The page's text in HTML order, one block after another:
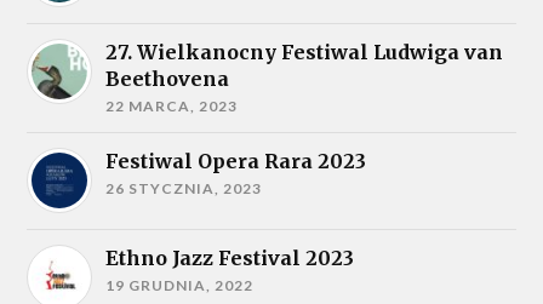
27. Wielkanocny Festiwal Ludwiga van
Beethovena
22 MARCA, 2023
Festiwal Opera Rara 2023
26 STYCZNIA, 2023
Ethno Jazz Festival 2023
19 GRUDNIA, 2022